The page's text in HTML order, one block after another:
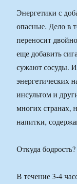
Энергетики с
опасные. Дело в
переносит
еще добавить
сужают сосуды.
энергетических
инсультом и
многих странах,
напитки,
Откуда
В течение 3-4